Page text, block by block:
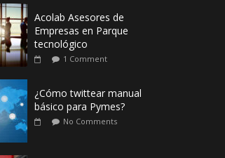
Acolab Asesores de
Empresas en Parque
tecnológico
1 Comment
¿Cómo twittear manual
básico para Pymes?
No Comments